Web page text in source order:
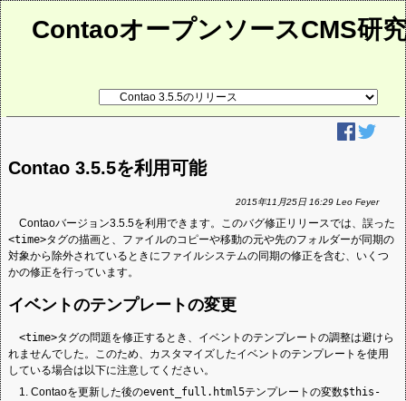
ContaoオープンソースCMS研
ジ
Contao 3.5.5を利用可能
2015年11月25日 16:29 Leo Feyer
Contaoバージョン3.5.5を利用できます。このバグ修正リリースでは、誤った
<time>タグの描画と、ファイルのコピーや移動の元や先のフォルダーが同期の
対象から除外されているときにファイルシステムの同期の修正を含む、いくつ
かの修正を行っています。
イベントのテンプレートの変更
<time>タグの問題を修正するとき、イベントのテンプレートの調整は避けら
れませんでした。このため、カスタマイズしたイベントのテンプレートを使用
している場合は以下に注意してください。
1. Contaoを更新した後のevent_full.html5テンプレートの変数$this-